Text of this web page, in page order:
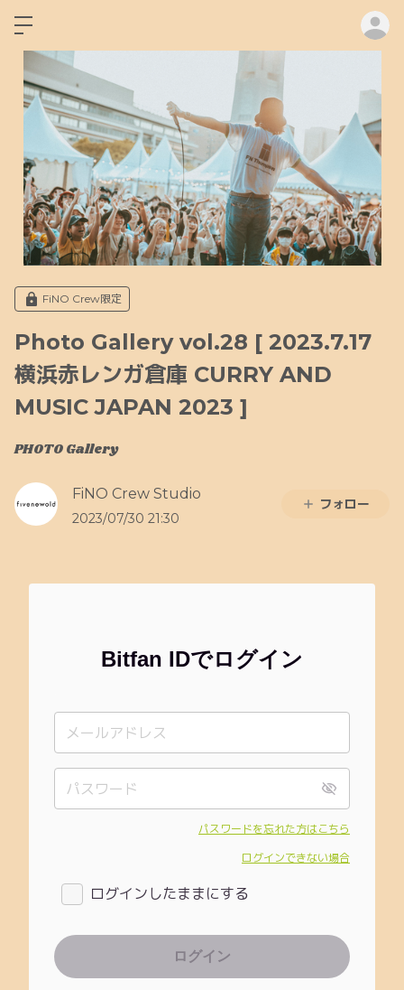
FiNO Crew限定
Photo Gallery vol.28 [ 2023.7.17
横浜赤レンガ倉庫 CURRY AND
MUSIC JAPAN 2023 ]
PHOTO Gallery
FiNO Crew Studio
2023/07/30 21:30
フォロー
Bitfan IDでログイン
パスワードを忘れた方はこちら
ログインできない場合
ログインしたままにする